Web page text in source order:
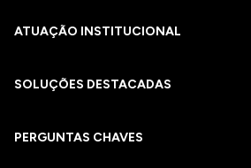
ATUAÇÃO INSTITUCIONAL
SOLUÇÕES DESTACADAS
PERGUNTAS CHAVES​